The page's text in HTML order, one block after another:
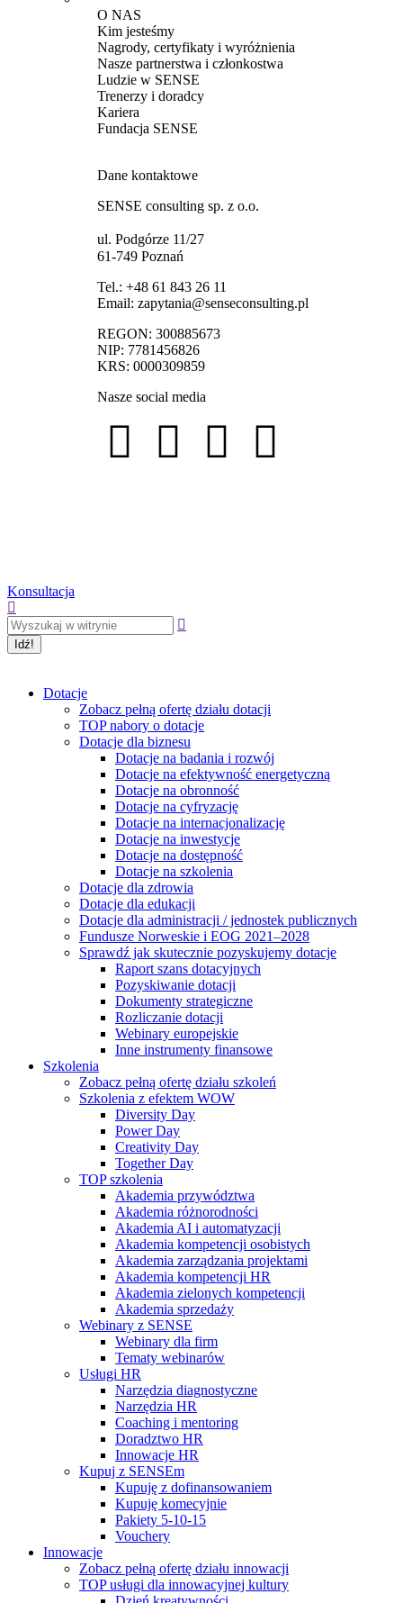
O NAS
Kim jesteśmy
Nagrody, certyfikaty i wyróżnienia
Nasze partnerstwa i członkostwa
Ludzie w SENSE
Trenerzy i doradcy
Kariera
Fundacja SENSE
Dane kontaktowe
SENSE consulting sp. z o.o.
ul. Podgórze 11/27
61-749 Poznań
Tel.: +48 61 843 26 11
Email: zapytania@senseconsulting.pl
REGON: 300885673
NIP: 7781456826
KRS: 0000309859
Nasze social media
Konsultacja
Dotacje
Zobacz pełną ofertę działu dotacji
TOP nabory o dotacje
Dotacje dla biznesu
Dotacje na badania i rozwój
Dotacje na efektywność energetyczną
Dotacje na obronność
Dotacje na cyfryzację
Dotacje na internacjonalizację
Dotacje na inwestycje
Dotacje na dostępność
Dotacje na szkolenia
Dotacje dla zdrowia
Dotacje dla edukacji
Dotacje dla administracji / jednostek publicznych
Fundusze Norweskie i EOG 2021–2028
Sprawdź jak skutecznie pozyskujemy dotacje
Raport szans dotacyjnych
Pozyskiwanie dotacji
Dokumenty strategiczne
Rozliczanie dotacji
Webinary europejskie
Inne instrumenty finansowe
Szkolenia
Zobacz pełną ofertę działu szkoleń
Szkolenia z efektem WOW
Diversity Day
Power Day
Creativity Day
Together Day
TOP szkolenia
Akademia przywództwa
Akademia różnorodności
Akademia AI i automatyzacji
Akademia kompetencji osobistych
Akademia zarządzania projektami
Akademia kompetencji HR
Akademia zielonych kompetencji
Akademia sprzedaży
Webinary z SENSE
Webinary dla firm
Tematy webinarów
Usługi HR
Narzędzia diagnostyczne
Narzędzia HR
Coaching i mentoring
Doradztwo HR
Innowacje HR
Kupuj z SENSEm
Kupuję z dofinansowaniem
Kupuję komecyjnie
Pakiety 5-10-15
Vouchery
Innowacje
Zobacz pełną ofertę działu innowacji
TOP usługi dla innowacyjnej kultury